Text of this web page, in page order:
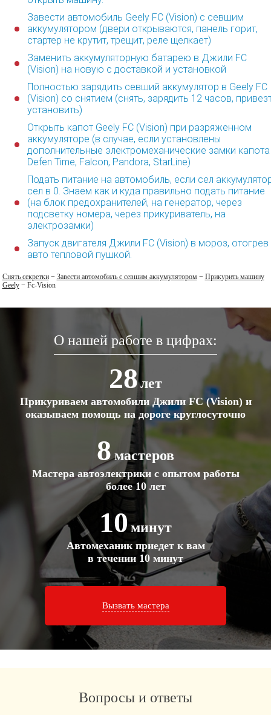
Завести автомобиль Geely FC (Vision) с севшим
аккумулятором (двери открываются, панель горит,
стартер не крутит, трещит, реле щелкает)
Заменить аккумуляторную батарею в Джили FC
(Vision) на новую с доставкой и установкой
Полностью зарядить севший аккумулятор в Geely FC
(Vision) со снятием (снять, зарядить 12 часов,
установить)
Открыть капот Geely FC (Vision) при разряженном
аккумуляторе (в случае, если установлены
дополнительные электромеханические замки капота
Defen Time, Falcon, Pandora, StarLine)
Подать питание на автомобиль, если сел
сел в 0. Знаем как и куда правильно подать питание
(на блок предохранителей, на генератор, через
подсветку номера, через прикуриватель, на
электрозамки)
Запуск двигателя Джили FC (Vision) в мороз, отогрев
авто тепловой пушкой.
Снять секретки − Завести автомобиль с севшим аккумулятором − Прикурить машину
Geely − Fc-Vision
О нашей работе в цифрах:
28 лет
Прикуриваем автомобили Джили FC (Vision) и
оказываем помощь на дороге круглосуточно
8мастеров
Мастера автоэлектрики с опытом работы
более 10 лет
10 минут
Автомеханик приедет к вам
в течении 10 минут
Вызвать мастера
Вопросы и ответы